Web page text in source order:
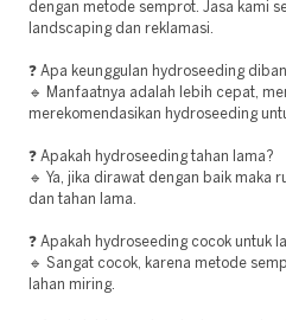
dengan metode semprot. Jasa kami
landscaping dan reklamasi.
❓ Apa keunggulan hydroseeding
🔹 Manfaatnya adalah lebih cepat,
merekomendasikan hydroseeding
❓ Apakah hydroseeding tahan lama?
🔹 Ya, jika dirawat dengan baik
dan tahan lama.
❓ Apakah hydroseeding cocok untuk
🔹 Sangat cocok, karena metode
lahan miring.